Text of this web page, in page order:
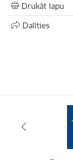
Drukāt lapu
Dalīties